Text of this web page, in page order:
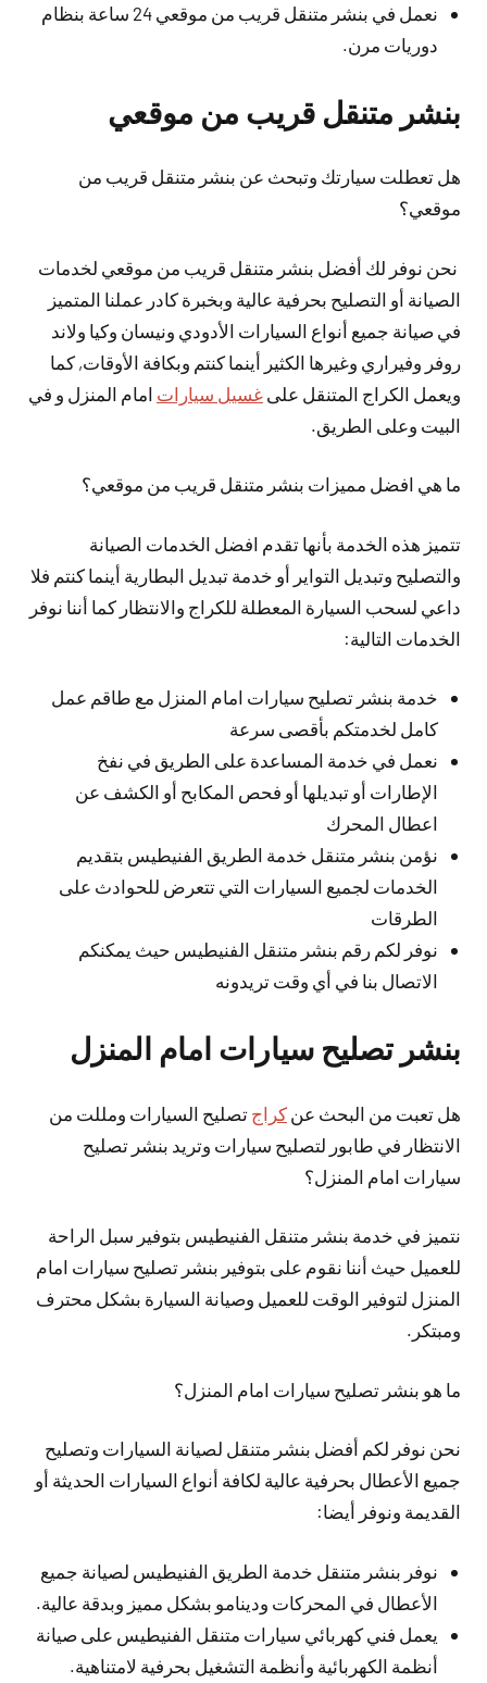
نعمل في بنشر متنقل قريب من موقعي 24 ساعة بنظام
دوريات مرن.
بنشر متنقل قريب من موقعي
هل تعطلت سيارتك وتبحث عن بنشر متنقل قريب من
موقعي؟
نحن نوفر لك أفضل بنشر متنقل قريب من موقعي لخدمات
الصيانة أو التصليح بحرفية عالية وبخبرة كادر عملنا المتميز
في صيانة جميع أنواع السيارات الأدودي ونيسان وكيا ولاند
روفر وفيراري وغيرها الكثير أينما كنتم وبكافة الأوقات, كما
ويعمل الكراج المتنقل على غسيل سيارات امام المنزل و في
البيت وعلى الطريق.
ما هي افضل مميزات بنشر متنقل قريب من موقعي؟
تتميز هذه الخدمة بأنها تقدم افضل الخدمات الصيانة
والتصليح وتبديل التواير أو خدمة تبديل البطارية أينما كنتم فلا
داعي لسحب السيارة المعطلة للكراج والانتظار كما أننا نوفر
الخدمات التالية:
خدمة بنشر تصليح سيارات امام المنزل مع طاقم عمل
كامل لخدمتكم بأقصى سرعة
نعمل في خدمة المساعدة على الطريق في نفخ
الإطارات أو تبديلها أو فحص المكابح أو الكشف عن
اعطال المحرك
نؤمن بنشر متنقل خدمة الطريق الفنيطيس بتقديم
الخدمات لجميع السيارات التي تتعرض للحوادث على
الطرقات
نوفر لكم رقم بنشر متنقل الفنيطيس حيث يمكنكم
الاتصال بنا في أي وقت تريدونه
بنشر تصليح سيارات امام المنزل
هل تعبت من البحث عن كراج تصليح السيارات ومللت من
الانتظار في طابور لتصليح سيارات وتريد بنشر تصليح
سيارات امام المنزل؟
نتميز في خدمة بنشر متنقل الفنيطيس بتوفير سبل الراحة
للعميل حيث أننا نقوم على بتوفير بنشر تصليح سيارات امام
المنزل لتوفير الوقت للعميل وصيانة السيارة بشكل محترف
ومبتكر.
ما هو بنشر تصليح سيارات امام المنزل؟
نحن نوفر لكم أفضل بنشر متنقل لصيانة السيارات وتصليح
جميع الأعطال بحرفية عالية لكافة أنواع السيارات الحديثة أو
القديمة ونوفر أيضا:
نوفر بنشر متنقل خدمة الطريق الفنيطيس لصيانة جميع
الأعطال في المحركات ودينامو بشكل مميز وبدقة عالية.
يعمل فني كهربائي سيارات متنقل الفنيطيس على صيانة
أنظمة الكهربائية وأنظمة التشغيل بحرفية لامتناهية.